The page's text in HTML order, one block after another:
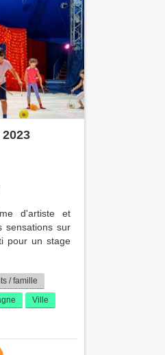
d'artiste et
sensations sur
pour un stage
/ famille
Ville